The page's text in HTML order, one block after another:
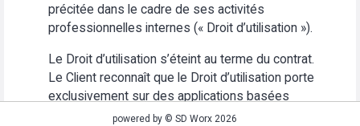
précitée dans le cadre de ses activités
professionnelles internes (« Droit d’utilisation »).
Le Droit d’utilisation s’éteint au terme du contrat.
Le Client reconnaît que le Droit d’utilisation porte
exclusivement sur des applications basées
Web. Le Client s’abstiendra (i) d’utiliser
powered by © SD Worx 2026